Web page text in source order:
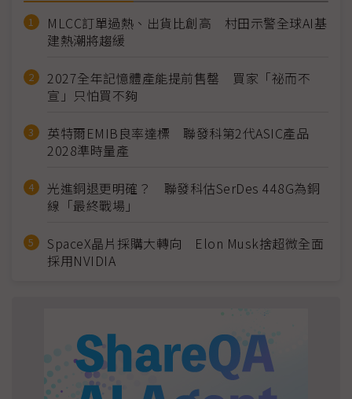
MLCC訂單過熱、出貨比創高 村田示警全球AI基
建熱潮將趨緩
2027全年記憶體產能提前售罄 買家「祕而不
宣」只怕買不夠
英特爾EMIB良率達標 聯發科第2代ASIC產品
2028準時量產
光進銅退更明確？ 聯發科估SerDes 448G為銅
線「最終戰場」
SpaceX晶片採購大轉向 Elon Musk捨超微全面
採用NVIDIA